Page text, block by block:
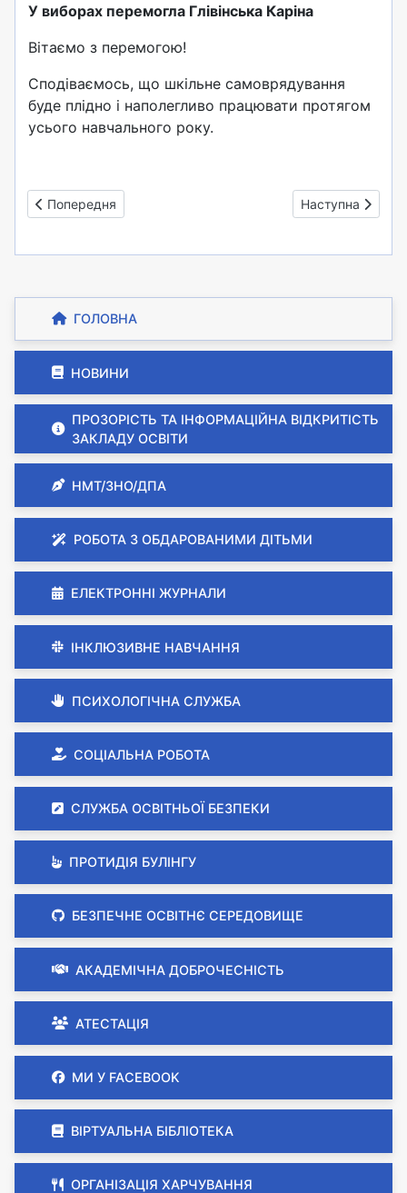
ГОЛОВНА
НОВИНИ
ПРОЗОРІСТЬ ТА ІНФОРМАЦІЙНА ВІДКРИТІСТЬ
ЗАКЛАДУ ОСВІТИ
НМТ/ЗНО/ДПА
РОБОТА З ОБДАРОВАНИМИ ДІТЬМИ
ЕЛЕКТРОННІ ЖУРНАЛИ
ІНКЛЮЗИВНЕ НАВЧАННЯ
ПСИХОЛОГІЧНА СЛУЖБА
СОЦІАЛЬНА РОБОТА
СЛУЖБА ОСВІТНЬОЇ БЕЗПЕКИ
ПРОТИДІЯ БУЛІНГУ
БЕЗПЕЧНЕ ОСВІТНЄ СЕРЕДОВИЩЕ
АКАДЕМІЧНА ДОБРОЧЕСНІСТЬ
АТЕСТАЦІЯ
МИ У FACEBOOK
ВІРТУАЛЬНА БІБЛІОТЕКА
ОРГАНІЗАЦІЯ ХАРЧУВАННЯ
У виборах перемогла Глівінська Каріна
Вітаємо з перемогою!
Сподіваємось, що шкільне самоврядування
буде плідно і наполегливо працювати протягом
усього навчального року.
Попередня стаття: День художника
Попередня Наступна
Наступна